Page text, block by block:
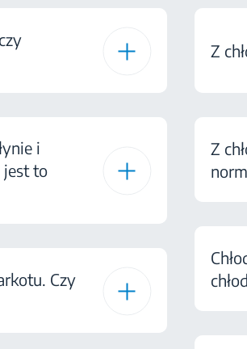
i
jest to
Czy
Z
Z